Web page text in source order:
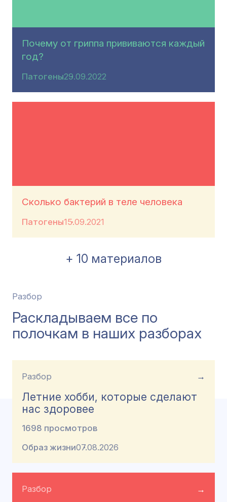
Почему от гриппа прививаются каждый
год?
Патогены29.09.2022
Сколько бактерий в теле человека
Патогены15.09.2021
+ 10 материалов
Разбор
Раскладываем все по
полочкам в наших разборах
Разбор →
Летние хобби, которые сделают
нас здоровее
1698 просмотров
Образ жизни07.08.2026
Разбор →